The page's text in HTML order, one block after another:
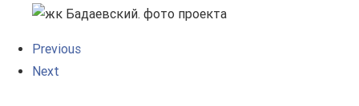
Previous
Next